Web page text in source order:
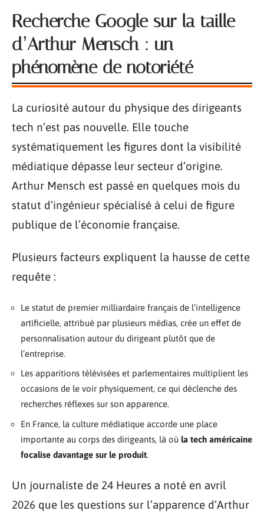
Recherche Google sur la taille
d’Arthur Mensch : un
phénomène de notoriété
La curiosité autour du physique des dirigeants
tech n’est pas nouvelle. Elle touche
systématiquement les figures dont la visibilité
médiatique dépasse leur secteur d’origine.
Arthur Mensch est passé en quelques mois du
statut d’ingénieur spécialisé à celui de figure
publique de l’économie française.
Plusieurs facteurs expliquent la hausse de cette
requête :
Le statut de premier milliardaire français de l’intelligence
artificielle, attribué par plusieurs médias, crée un effet de
personnalisation autour du dirigeant plutôt que de
l’entreprise.
Les apparitions télévisées et parlementaires multiplient les
occasions de le voir physiquement, ce qui déclenche des
recherches réflexes sur son apparence.
En France, la culture médiatique accorde une place
importante au corps des dirigeants, là où la tech américaine
focalise davantage sur le produit.
Un journaliste de 24 Heures a noté en avril
2026 que les questions sur l’apparence d’Arthur